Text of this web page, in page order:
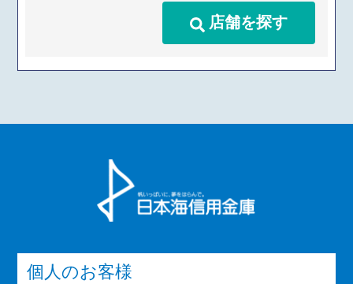
店舗を探す
個人のお客様